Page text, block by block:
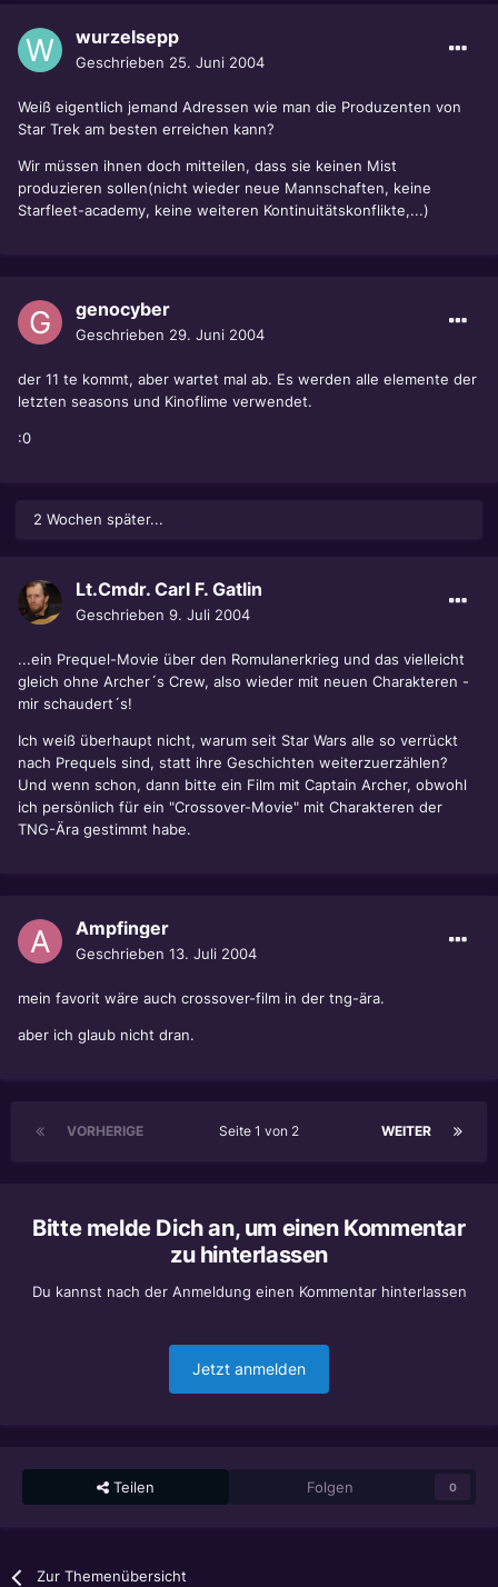
wurzelsepp
Geschrieben 25. Juni 2004
Weiß eigentlich jemand Adressen wie man die Produzenten von
Star Trek am besten erreichen kann?
Wir müssen ihnen doch mitteilen, dass sie keinen Mist
produzieren sollen(nicht wieder neue Mannschaften, keine
Starfleet-academy, keine weiteren Kontinuitätskonflikte,...)
genocyber
Geschrieben 29. Juni 2004
der 11 te kommt, aber wartet mal ab. Es werden alle elemente der
letzten seasons und Kinoflime verwendet.
:0
2 Wochen später...
Lt.Cmdr. Carl F. Gatlin
Geschrieben 9. Juli 2004
...ein Prequel-Movie über den Romulanerkrieg und das vielleicht
gleich ohne Archer´s Crew, also wieder mit neuen Charakteren -
mir schaudert´s!
Ich weiß überhaupt nicht, warum seit Star Wars alle so verrückt
nach Prequels sind, statt ihre Geschichten weiterzuerzählen?
Und wenn schon, dann bitte ein Film mit Captain Archer, obwohl
ich persönlich für ein "Crossover-Movie" mit Charakteren der
TNG-Ära gestimmt habe.
Ampfinger
Geschrieben 13. Juli 2004
mein favorit wäre auch crossover-film in der tng-ära.
aber ich glaub nicht dran.
VORHERIGE WEITER
Seite 1 von 2
Bitte melde Dich an, um einen Kommentar
zu hinterlassen
Du kannst nach der Anmeldung einen Kommentar hinterlassen
Jetzt anmelden
Teilen Folgen 0
Zur Themenübersicht